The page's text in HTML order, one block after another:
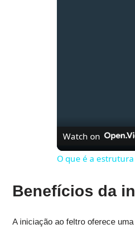
Watch on
O que é a estrutura
Benefícios da
A iniciação ao feltro oferece